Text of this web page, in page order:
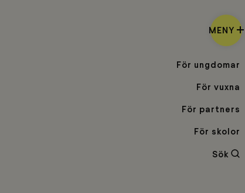
För ungdomar
För vuxna
För partners
För skolor
Sök
MENY